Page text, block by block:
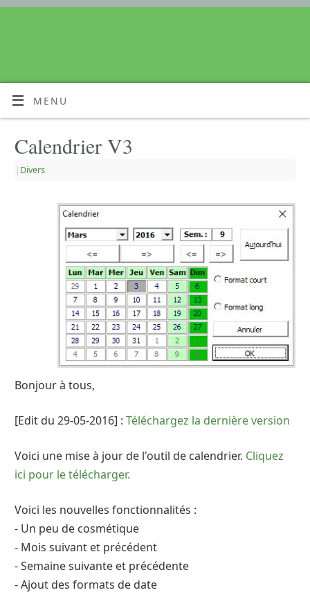
MENU
Calendrier V3
| Divers
Bonjour à tous,
[Edit du 29-05-2016] : Téléchargez la dernière version
Voici une mise à jour de l'outil de calendrier. Cliquez
ici pour le télécharger.
Voici les nouvelles fonctionnalités :
- Un peu de cosmétique
- Mois suivant et précédent
- Semaine suivante et précédente
- Ajout des formats de date